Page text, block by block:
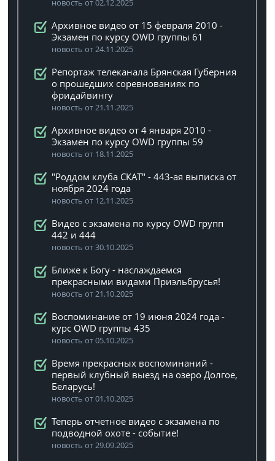
новость от 02.12.2025
Архивное видео от 15 февраля 2010 -
Экзамен по курсу OWD группы 61
новость от 24.11.2025
Репортаж телеканала Брянская Губерния
о прошедших соревнованиях по
фридайвингу
новость от 21.11.2025
Архивное видео от 4 января 2010 -
Экзамен по курсу OWD группы 59
новость от 18.11.2025
"Роддом клуба СКАТ" - 443-ая выписка от
ноября 2024 года
новость от 12.11.2025
Видео с экзамена по курсу OWD групп
442 и 444
новость от 30.10.2025
Ближе к Богу - наслаждаемся
прекрасными видами Приэльбрусья!
новость от 21.10.2025
Воспоминание от 19 июня 2024 года -
курс OWD группы 435
новость от 05.10.2025
Время прекрасных воспоминаний -
первый клубный выезд на озеро Долгое,
Беларусь!
новость от 01.10.2025
Теперь отчетное видео с экзамена по
подводной охоте - событие!
новость от 29.09.2025